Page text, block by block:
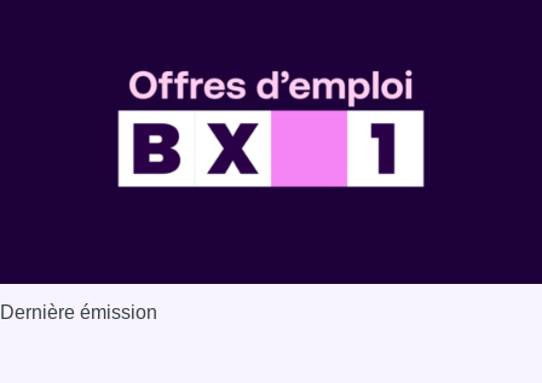
Dernière émission